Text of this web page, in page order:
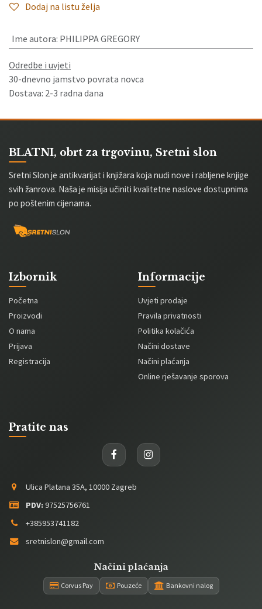
Dodaj na listu želja
Ime autora: PHILIPPA GREGORY
Odredbe i uvjeti
30-dnevno jamstvo povrata novca
Dostava: 2-3 radna dana
BLATNI, obrt za trgovinu, Sretni slon
Sretni Slon je antikvarijat i knjižara koja nudi nove i rabljene knjige
svih žanrova. Naša je misija učiniti kvalitetne naslove dostupnima
po poštenim cijenama.
Izbornik
Početna
Proizvodi
O nama
Prijava
Registracija
Informacije
Uvjeti prodaje
Pravila privatnosti
Politika kolačića
Načini dostave
Načini plaćanja
Online rješavanje sporova
Pratite nas
Ulica Platana 35A, 10000 Zagreb
PDV: 97525756761
+385953741182
sretnislon@gmail.com
Načini plaćanja
Corvus Pay Pouzeće Bankovni nalog